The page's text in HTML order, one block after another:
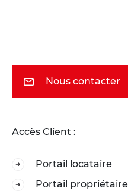
Nous contacter
Accès Client :
Portail locataire
Portail propriétaire